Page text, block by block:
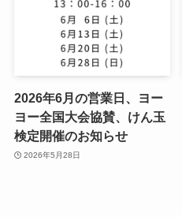
2026年6月の営業日、ヨー
ヨー全国大会協賛、けん玉
検定開催のお知らせ
2026年5月28日